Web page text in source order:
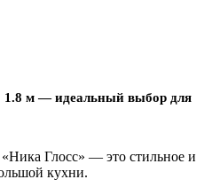
1.8 м — идеальный выбор для
Глосс» — это стильное и
кухни.